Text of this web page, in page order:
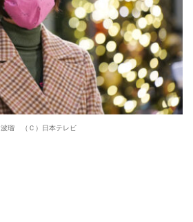
波瑠 （Ｃ）日本テレビ